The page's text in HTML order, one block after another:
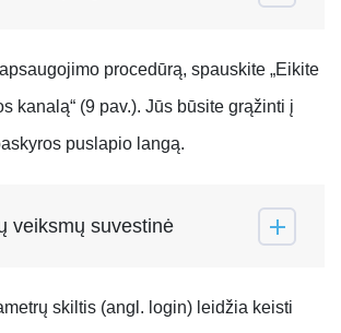
procedūrą, spauskite „Eikite
kanalą“ (9 pav.). Jūs būsite grąžinti į
puslapio langą.
veiksmų suvestinė
skiltis (angl. login) leidžia keisti